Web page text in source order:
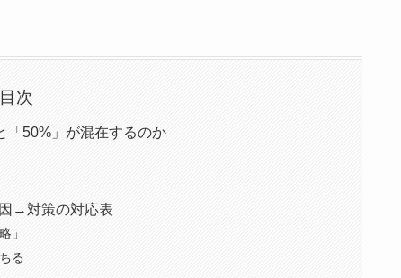
目次
「50%」が混在するのか
→対策の対応表
」
る